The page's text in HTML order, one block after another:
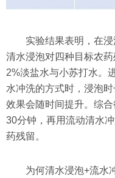
实验结果表明，在
清水浸泡对四种目标农
2%淡盐水与小苏打水。
水冲洗的方式时，浸泡
效果会随时间提升。综
30分钟，再用流动清水
药残留。
为何清水浸泡+流水